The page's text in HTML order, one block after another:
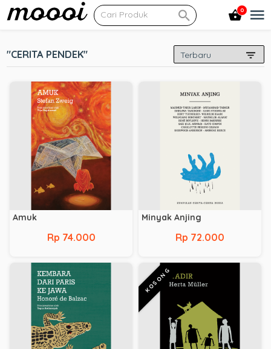
0
"CERITA PENDEK"
Amuk
Rp 74.000
Minyak Anjing
Rp 72.000
KOSONG